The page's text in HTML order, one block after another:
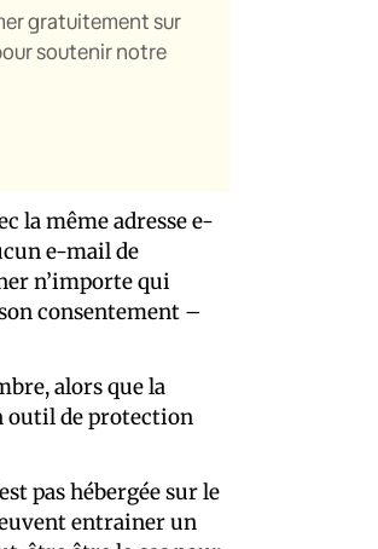
gratuitement sur
soutenir notre
la même adresse e-
e-mail de
n’importe qui
consentement –
alors que la
outil de protection
pas hébergée sur le
entrainer un